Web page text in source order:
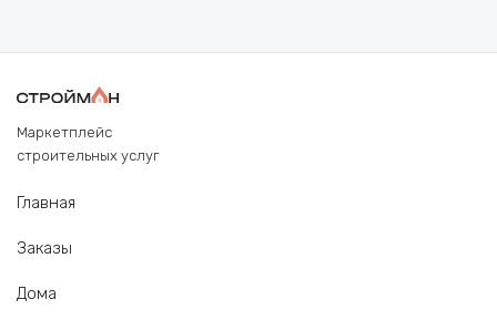
Маркетплейс
строительных услуг
Главная
Заказы
Дома